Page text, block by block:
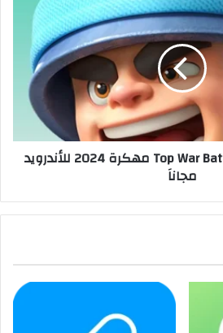
تحميل لعبة Top War Battle Game مهكرة 2024 للأندرويد
مجاناَ